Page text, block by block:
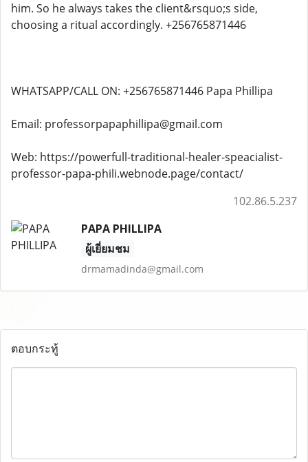
him. So he always takes the client&rsquo;s side,
choosing a ritual accordingly. +256765871446
WHATSAPP/CALL ON: +256765871446 Papa Phillipa
Email: professorpapaphillipa@gmail.com
Web: https://powerfull-traditional-healer-speacialist-
professor-papa-phili.webnode.page/contact/
102.86.5.237
PAPA PHILLIPA
ผู้เยี่ยมชม
drmamadinda@gmail.com
ตอบกระทู้